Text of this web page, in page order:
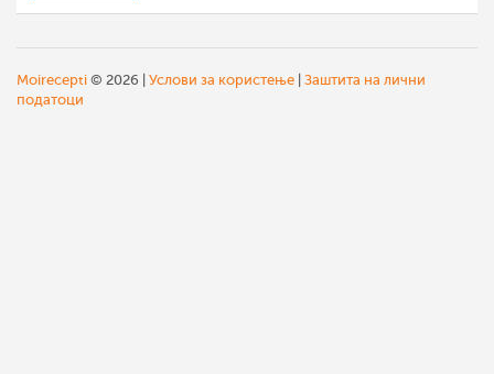
Moirecepti © 2026 | Услови за користење Заштита на лични
податоци